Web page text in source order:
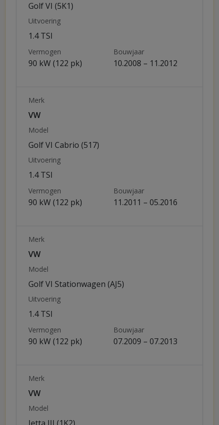
Golf VI (5K1)
Uitvoering
1.4 TSI
Vermogen
90 kW (122 pk)
Bouwjaar
10.2008 – 11.2012
Merk
VW
Model
Golf VI Cabrio (517)
Uitvoering
1.4 TSI
Vermogen
90 kW (122 pk)
Bouwjaar
11.2011 – 05.2016
Merk
VW
Model
Golf VI Stationwagen (AJ5)
Uitvoering
1.4 TSI
Vermogen
90 kW (122 pk)
Bouwjaar
07.2009 – 07.2013
Merk
VW
Model